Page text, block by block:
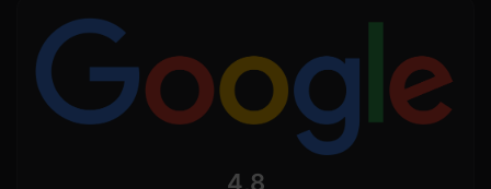
4,8